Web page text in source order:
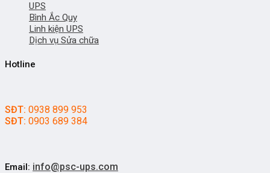
UPS
Bình Ắc Quy
Linh kiện UPS
Dịch vụ Sửa chữa
Hotline
SĐT: 0938 899 953
SĐT: 0903 689 384
Email: info@psc-ups.com